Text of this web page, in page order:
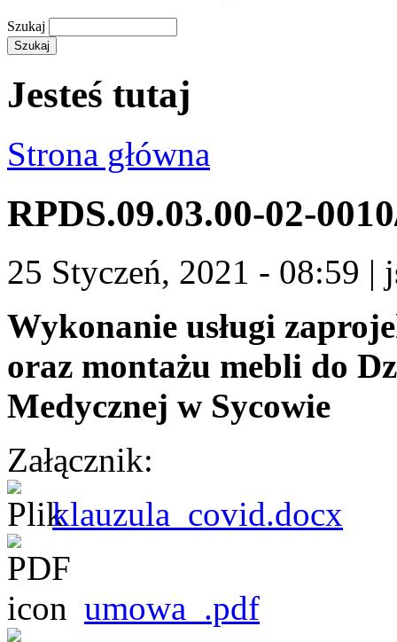
Szukaj
Jesteś tutaj
Strona główna
RPDS.09.03.00-02-
25 Styczeń, 2021 - 08:59 |
Wykonanie usługi
oraz montażu mebli do
Medycznej w Sycowie
Załącznik:
klauzula_covid.docx
umowa_.pdf